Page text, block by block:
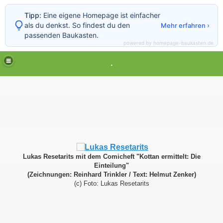
.
Lukas Resetarits mit dem Comicheft "Kottan ermittelt: Die
Einteilung"
(Zeichnungen: Reinhard Trinkler / Text: Helmut Zenker)
(c) Foto: Lukas Resetarits
Tipp: Eine eigene Homepage ist einfacher
als du denkst. So findest du den
passenden Baukasten.
Mehr erfahren ›
powered by homepage-baukasten.de